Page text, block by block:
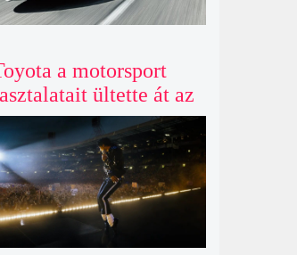
a motorsport
ültette át az
vezethetőségébe